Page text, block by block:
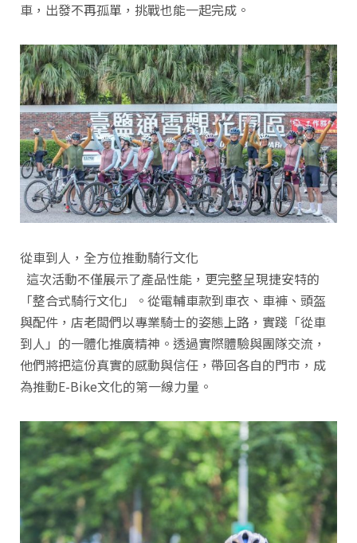
車，出發不再孤單，挑戰也能一起完成。
從車到人，全方位推動騎行文化
這次活動不僅展示了產品性能，更完整呈現捷安特的
「整合式騎行文化」。從電輔車款到車衣、車褲、頭盔
與配件，店老闆們以專業騎士的姿態上路，實踐「從車
到人」的一體化推廣精神。透過實際體驗與團隊交流，
他們將把這份真實的感動與信任，帶回各自的門市，成
為推動E-Bike文化的第一線力量。